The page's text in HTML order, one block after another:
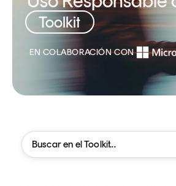
Toolkit
EN COLABORACIÓN CON